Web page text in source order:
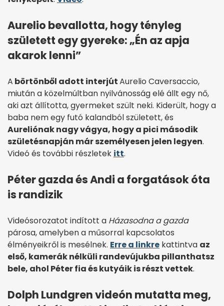
Aurelio bevallotta, hogy tényleg
született egy gyereke: „Én az apja
akarok lenni”
A börtönből adott interjútAurelio Caversaccio,
miután a közelmúltban nyilvánosság elé állt egy nő,
aki azt állította, gyermeket szült neki. Kiderült, hogy a
baba nem egy futó kalandból született, és
Aureliónak nagy vágya, hogy a pici második
születésnapján már személyesen jelen legyen.
Videó és további részletek itt.
Péter gazda és Andi a forgatások óta
is randizik
Videósorozatot indított a Házasodna a gazda
párosa, amelyben a műsorral kapcsolatos
élményeikről is mesélnek. Erre a linkre kattintva az
első, kamerák nélküli randevújukba pillanthatsz
bele, ahol Péter fia és kutyáik is részt vettek.
Dolph Lundgren videón mutatta meg,